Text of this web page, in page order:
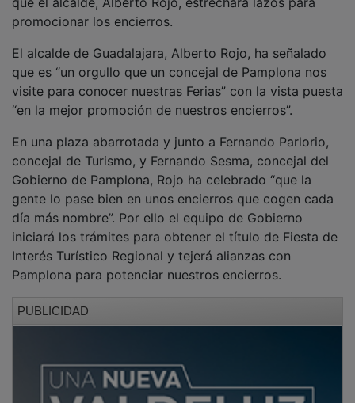
promocionar los encierros.
que es “un orgullo que un concejal de Pamplona nos
visite para conocer nuestras Ferias” con la vista puesta
“en la mejor promoción de nuestros encierros”.
concejal de Turismo, y Fernando Sesma, concejal del
Gobierno de Pamplona, Rojo ha celebrado “que la
gente lo pase bien en unos encierros que cogen cada
día más nombre”. Por ello el equipo de Gobierno
iniciará los trámites para obtener el título de Fiesta de
Interés Turístico Regional y tejerá alianzas con
Pamplona para potenciar nuestros encierros.